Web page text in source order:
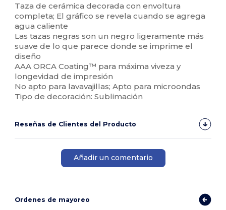
Taza de cerámica decorada con envoltura
completa; El gráfico se revela cuando se agrega
agua caliente
Las tazas negras son un negro ligeramente más
suave de lo que parece donde se imprime el
diseño
AAA ORCA Coating™ para máxima viveza y
longevidad de impresión
No apto para lavavajillas; Apto para microondas
Tipo de decoración: Sublimación
Reseñas de Clientes del Producto
Añadir un comentario
Ordenes de mayoreo